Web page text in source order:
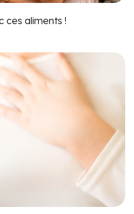
ces aliments !